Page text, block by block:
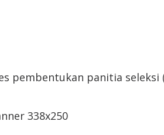
pembentukan panitia